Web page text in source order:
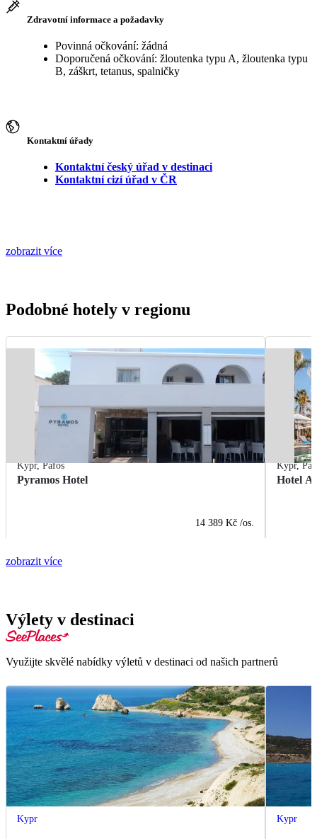
Zdravotní informace a požadavky
Povinná očkování: žádná
Doporučená očkování: žloutenka typu A, žloutenka typu
B, záškrt, tetanus, spalničky
Kontaktní úřady
Kontaktní český úřad v destinaci
Kontaktní cizí úřad v ČR
zobrazit více
Podobné hotely v regionu
Kypr,Pafos
Pyramos Hotel
14 389 Kč /os.
Kypr,
Hotel
zobrazit více
Výlety v destinaci
Využijte skvělé nabídky výletů v destinaci od našich partnerů
Kypr Kypr